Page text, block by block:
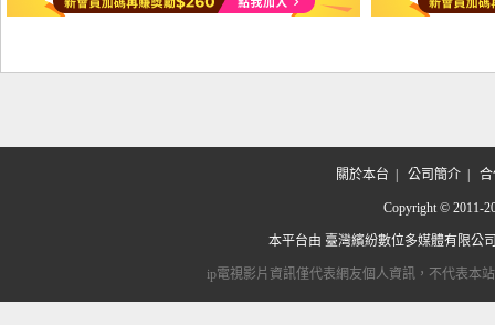
關於本台 公司簡介| 合
Copyright © 2011-
本平台由 臺灣繽紛數位多媒體有限公
ip電視影片資訊僅代表網友個人資訊，不代表本